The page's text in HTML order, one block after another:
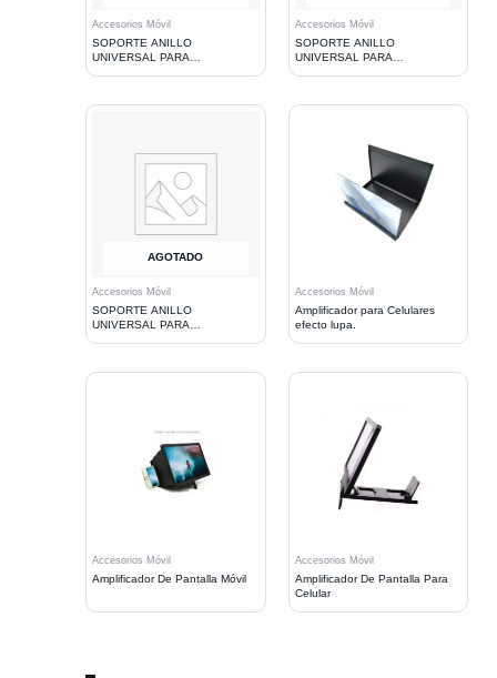
Accesorios Móvil
SOPORTE ANILLO
UNIVERSAL PARA
Accesorios Móvil
SOPORTE ANILLO
UNIVERSAL PARA
AGOTADO
Accesorios Móvil
SOPORTE ANILLO
UNIVERSAL PARA
Accesorios Móvil
Amplificador para Celulares
efecto lupa.
Accesorios Móvil
Amplificador De Pantalla Móvil
Accesorios Móvil
Amplificador De Pantalla Para
Celular